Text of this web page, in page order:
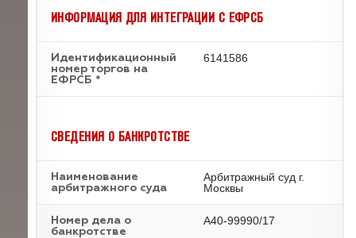
ИНФОРМАЦИЯ ДЛЯ ИНТЕГРАЦИИ С ЕФРСБ
Идентификационный
номер торгов на
ЕФРСБ *
6141586
СВЕДЕНИЯ О БАНКРОТСТВЕ
Наименование
арбитражного суда
Арбитражный суд г.
Москвы
Номер дела о
банкротстве
А40-99990/17